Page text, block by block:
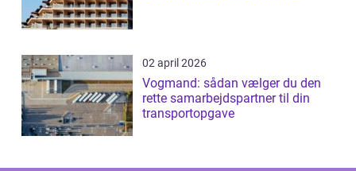
02 april 2026
Vogmand: sådan vælger du den
rette samarbejdspartner til din
transportopgave